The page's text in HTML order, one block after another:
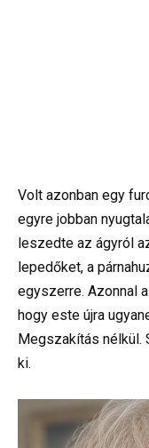
Volt azonban egy
egyre jobban
leszedte az ágyról
lepedőket, a
egyszerre. Azonnal
hogy este újra
Megszakítás nélkül.
ki.